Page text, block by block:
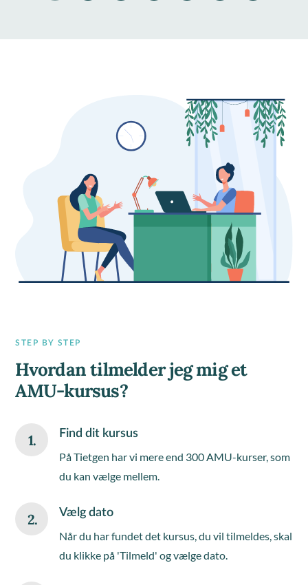
STEP BY STEP
Hvordan tilmelder jeg mig et
AMU-kursus?
1. Find dit kursus
På Tietgen har vi mere end 300 AMU-kurser, som
du kan vælge mellem.
2. Vælg dato
Når du har fundet det kursus, du vil tilmeldes, skal
du klikke på 'Tilmeld' og vælge dato.